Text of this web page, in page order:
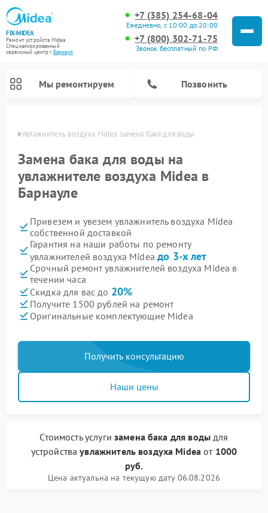
FIX-MIDEA
Ремонт устройств Midea
Специализированный
cервисный центр г.Барнаул
+7 (385) 254-68-04
Ежедневно, с 10:00 до 20:00
+7 (800) 302-71-75
Звонок бесплатный по РФ
Мы ремонтируем Позвонить
Увлажнитель воздуха Midea замена бака для воды
Замена бака для воды на
увлажнителе воздуха Midea в
Барнауле
Привезем и увезем увлажнитель воздуха Midea
собственной доставкой
Гарантия на наши работы по ремонту
увлажнителей воздуха Mideaдо 3-х лет
Срочный ремонт увлажнителей воздуха Midea в
течении часа
Скидка для вас до 20%
Получите 1500 рублей на ремонт
Оригинальные комплектующие Midea
Получить консультацию
Наши цены
Стоимость услуги замена бака для водыдля
устройстваувлажнитель воздуха Midea от 1000
руб.
Цена актуальна на текущую дату 06.08.2026